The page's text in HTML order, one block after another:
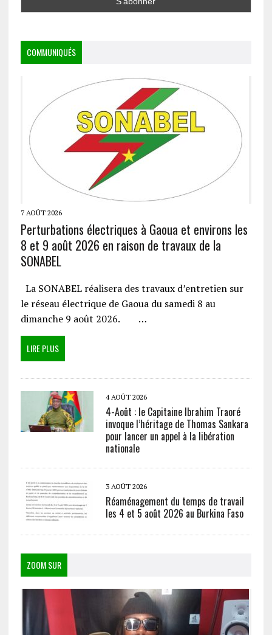
COMMUNIQUÉS
7 AOÛT 2026
Perturbations électriques à Gaoua et environs les
8 et 9 août 2026 en raison de travaux de la
SONABEL
La SONABEL réalisera des travaux d’entretien sur
le réseau électrique de Gaoua du samedi 8 au
dimanche 9 août 2026. …
LIRE PLUS
4 AOÛT 2026
4-Août : le Capitaine Ibrahim Traoré
invoque l’héritage de Thomas Sankara
pour lancer un appel à la libération
nationale
3 AOÛT 2026
Réaménagement du temps de travail
les 4 et 5 août 2026 au Burkina Faso
ZOOM SUR